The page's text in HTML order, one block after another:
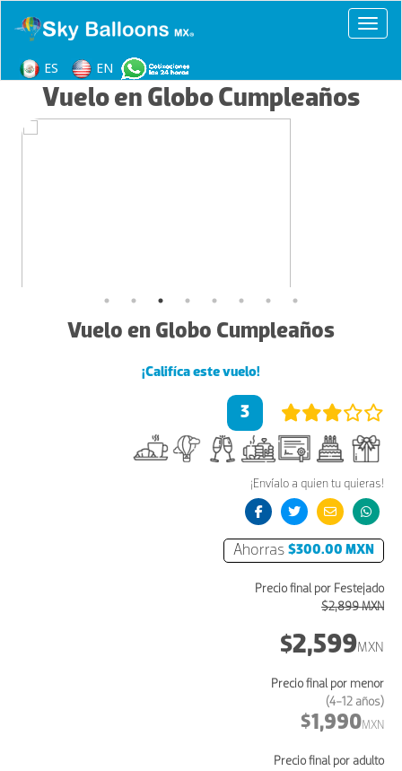
ES EN
Vuelo en Globo Cumpleaños
Vuelo en Globo Cumpleaños
¡Califíca este vuelo!
3
¡Envíalo a quien tu quieras!
Ahorras $300.00 MXN
Precio final por Festejado
$2,899 MXN
$2,599MXN
Precio final por menor
(4-12 años)
$1,990MXN
Precio final por adulto